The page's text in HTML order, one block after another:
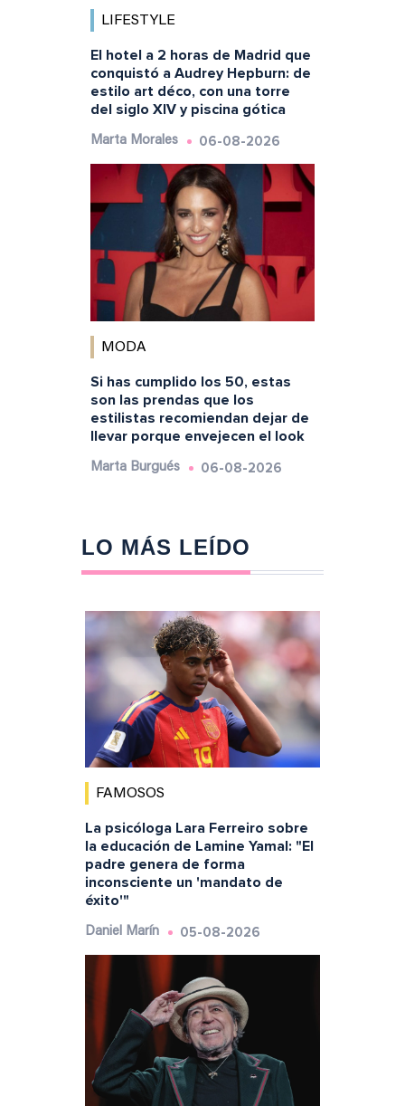
LIFESTYLE
El hotel a 2 horas de Madrid que
conquistó a Audrey Hepburn: de
estilo art déco, con una torre
del siglo XIV y piscina gótica
Marta Morales 06-08-2026
MODA
Si has cumplido los 50, estas
son las prendas que los
estilistas recomiendan dejar de
llevar porque envejecen el look
Marta Burgués 06-08-2026
LO MÁS LEÍDO
FAMOSOS
La psicóloga Lara Ferreiro sobre
la educación de Lamine Yamal: "El
padre genera de forma
inconsciente un 'mandato de
éxito'"
Daniel Marín 05-08-2026